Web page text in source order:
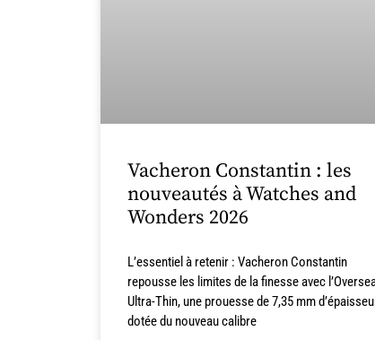
Vacheron Constantin : les
nouveautés à Watches and
Wonders 2026
L’essentiel à retenir : Vacheron Constantin
repousse les limites de la finesse avec
Ultra-Thin, une prouesse de 7,35 mm
dotée du nouveau calibre